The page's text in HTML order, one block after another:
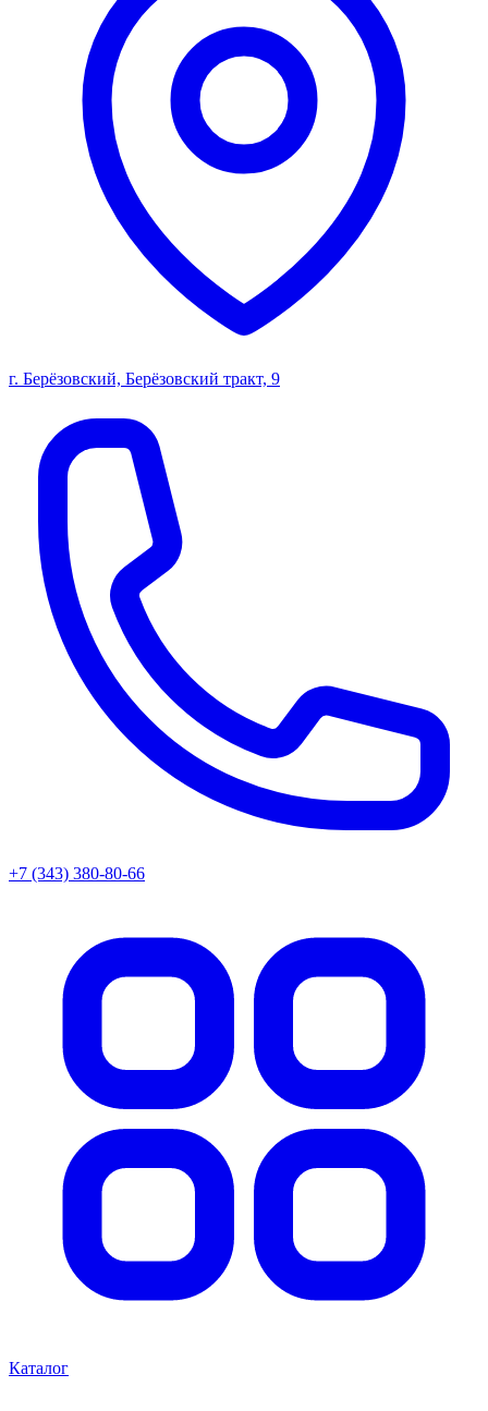
г. Берёзовский, Берёзовский тракт, 9
+7 (343) 380-80-66
Каталог